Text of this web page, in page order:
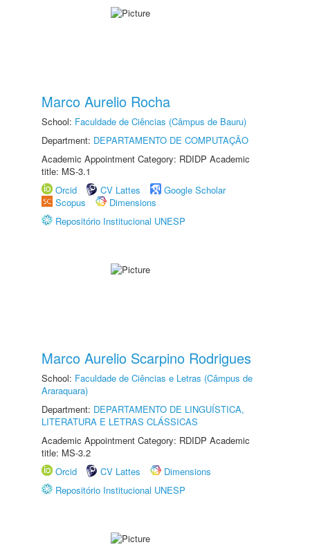
Marco Aurelio Rocha
School: Faculdade de Ciências (Câmpus de Bauru)
Department: DEPARTAMENTO DE COMPUTAÇÃO
Academic Appointment Category: RDIDP Academic
title: MS-3.1
Orcid
CV Lattes
Google Scholar
Scopus
Dimensions
Repositório Institucional UNESP
Marco Aurelio Scarpino Rodrigues
School: Faculdade de Ciências e Letras (Câmpus de
Araraquara)
Department: DEPARTAMENTO DE LINGUÍSTICA,
LITERATURA E LETRAS CLÁSSICAS
Academic Appointment Category: RDIDP Academic
title: MS-3.2
Orcid
CV Lattes
Dimensions
Repositório Institucional UNESP